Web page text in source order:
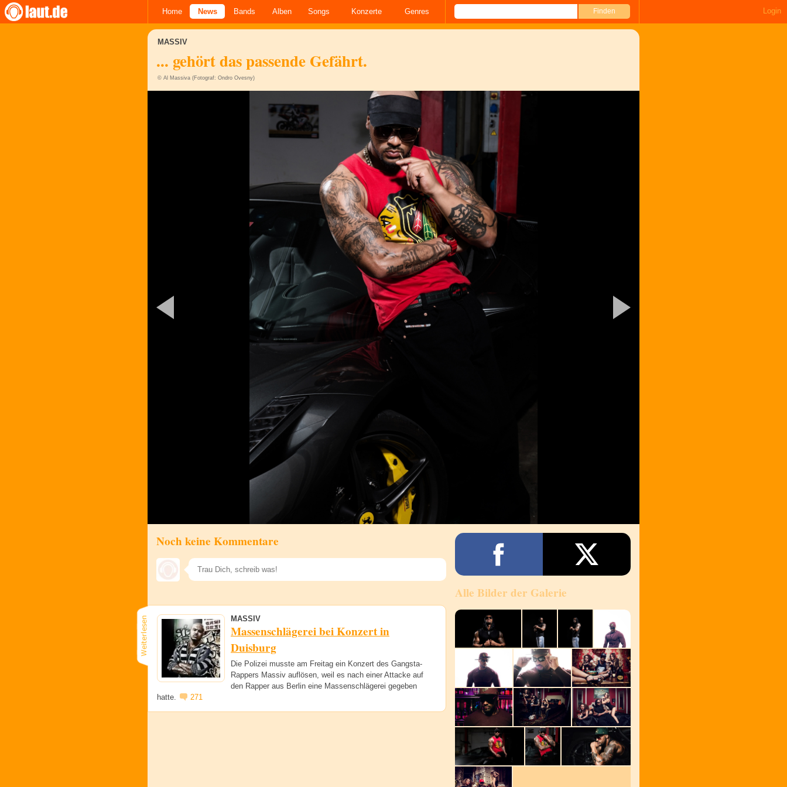
Home News Bands Alben Songs Konzerte Genres Login
MASSIV
... gehört das passende Gefährt.
© Al Massiva (Fotograf: Ondro Ovesny)
Noch keine Kommentare
MASSIV
Massenschlägerei bei Konzert in
Duisburg
Die Polizei musste am Freitag ein Konzert des Gangsta-
Rappers Massiv auflösen, weil es nach einer Attacke auf
den Rapper aus Berlin eine Massenschlägerei gegeben
hatte.
271
Alle Bilder der Galerie